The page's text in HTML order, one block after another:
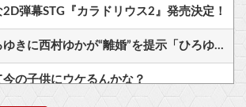
弾幕STG『カラドリウス2』発売決定！
【政治】夫・ひろゆきに西村ゆかが“離婚”を提示「ひろゆき＆いずみ新党（仮）」の届け出を知らされず激怒「信頼関係が保てない状態で夫婦を続けるのは無理」
の子供にウケるんかな？